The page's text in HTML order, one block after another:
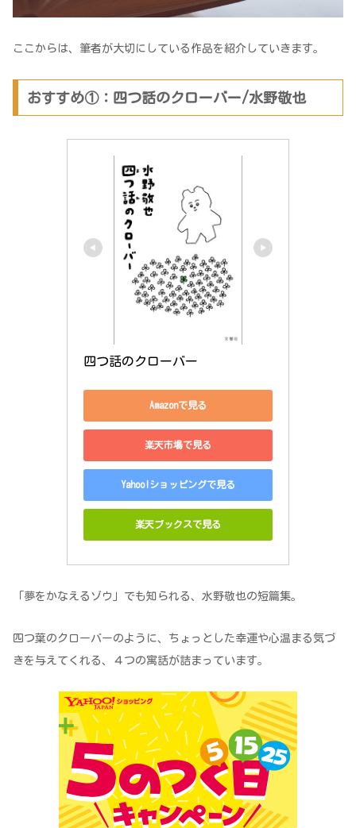
ここからは、筆者が大切にしている作品を紹介していきます。
おすすめ①：四つ話のクローバー/水野敬也
四つ話のクローバー
Amazonで見る
楽天市場で見る
Yahoo!ショッピングで見る
楽天ブックスで見る
「夢をかなえるゾウ」でも知られる、水野敬也の短篇集。
四つ葉のクローバーのように、ちょっとした幸運や心温まる気づ
きを与えてくれる、４つの寓話が詰まっています。